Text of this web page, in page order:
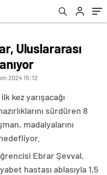
Uluslararası
2024 15:12
kez yarışacağı
sürdüren 8
madalyalarını
Ebrar Şevval,
hastası ablasıyla 1,5